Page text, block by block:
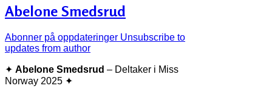
Abelone Smedsrud
Abonner på oppdateringer Unsubscribe to
updates from author
✦ Abelone Smedsrud – Deltaker i Miss
Norway 2025 ✦